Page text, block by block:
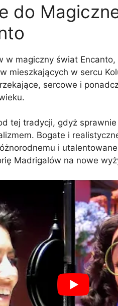
do
w magiczny świat
mieszkających w sercu
sercowe i
tej tradycji, gdyż
Bogate i
i
Madrigalów na nowe